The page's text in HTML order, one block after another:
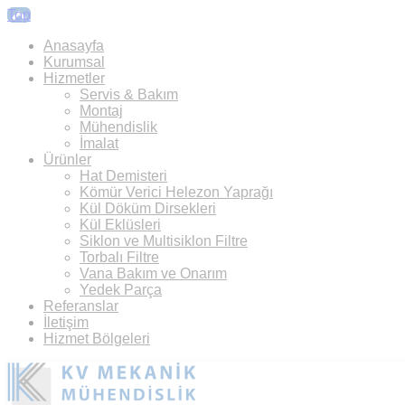
Top
Anasayfa
Kurumsal
Hizmetler
Servis & Bakım
Montaj
Mühendislik
İmalat
Ürünler
Hat Demisteri
Kömür Verici Helezon Yaprağı
Kül Döküm Dirsekleri
Kül Eklüsleri
Siklon ve Multisiklon Filtre
Torbalı Filtre
Vana Bakım ve Onarım
Yedek Parça
Referanslar
İletişim
Hizmet Bölgeleri